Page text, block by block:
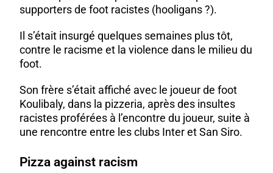
supporters de foot racistes (hooligans ?).
Il s’était insurgé quelques semaines plus tôt,
contre le racisme et la violence dans le milieu du
foot.
Son frère s’était affiché avec le joueur de foot
Koulibaly, dans la pizzeria, après des insultes
racistes proférées à l’encontre du joueur, suite à
une rencontre entre les clubs Inter et San Siro.
Pizza against racism